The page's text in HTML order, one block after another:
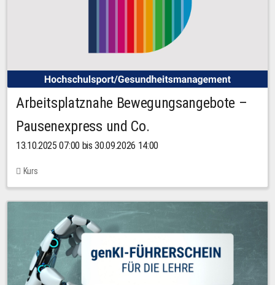
Arbeitsplatznahe Bewegungsangebote –
Pausenexpress und Co.
13.10.2025 07:00 bis 30.09.2026 14:00
Kurs